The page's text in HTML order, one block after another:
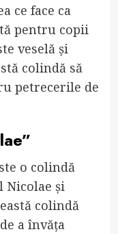
ce face ca
pentru copii
veselă și
colindă să
petrecerile de
o colindă
Nicolae și
colindă
a învăța